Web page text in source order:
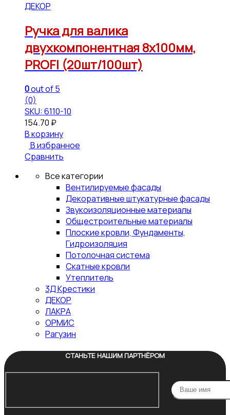
ДЕКОР
Ручка для валика
двухкомпонентная 8х100мм,
PROFI (20шт/100шт)
0out of 5
(0)
SKU: 6110-10
154.70 ₽
В корзину
В избранное
Сравнить
Все категории
Вентилируемые фасады
Декоративные штукатурные фасады
Звукоизоляционные материалы
Общестроительные материалы
Плоские кровли, Фундаменты,
Гидроизоляция
Потолочная система
Скатные кровли
Утеплитель
3Д Крестики
ДЕКОР
ЛАКРА
ОРМИС
Рагузин
СТАНЬТЕ НАШИМ ПАРТНЁРОМ